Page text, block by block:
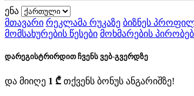
ენა
მთავარი რეკლამა რუკაზე ბიზნეს
მომსახურების წესები მოხმარების
დარეგისტრირდით ჩვენს ვებ-გვერდზე
და მიიღე 1 ₾ თქვენს ბონუს ანგარიშზე!